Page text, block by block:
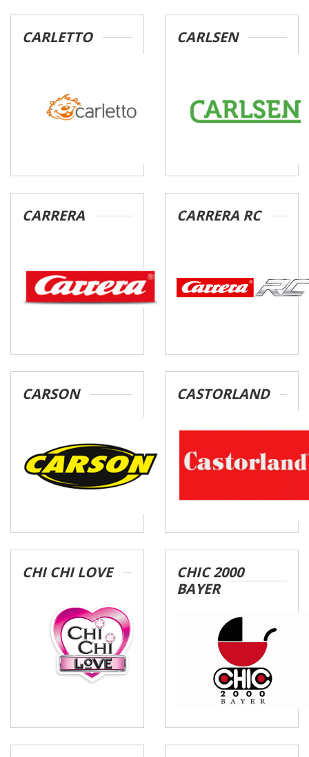
CARLETTO CARLSEN
CARRERA CARRERA RC
CARSON CASTORLAND
CHI CHI LOVE
CHIC 2000
BAYER